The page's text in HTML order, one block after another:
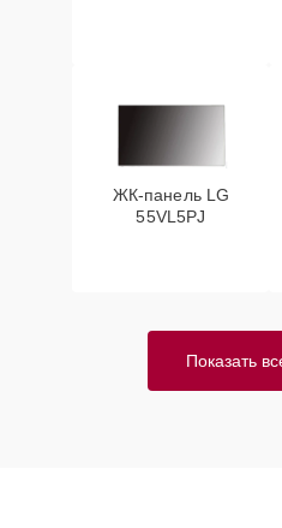
ЖК-панель LG
55VL5PJ
Показать